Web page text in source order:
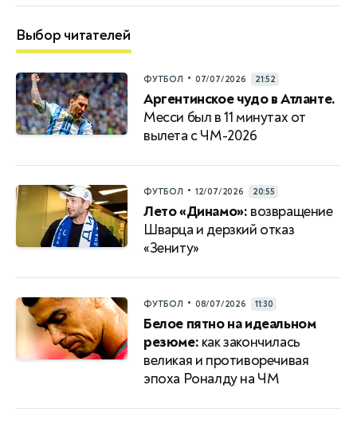
Выбор читателей
ФУТБОЛ • 07/07/2026 21:52
Аргентинское чудо в Атланте.
Месси был в 11 минутах от
вылета с ЧМ-2026
ФУТБОЛ • 12/07/2026 20:55
Лето «Динамо»: возвращение
Шварца и дерзкий отказ
«Зениту»
ФУТБОЛ • 08/07/2026 11:30
Белое пятно на идеальном
резюме: как закончилась
великая и противоречивая
эпоха Роналду на ЧМ